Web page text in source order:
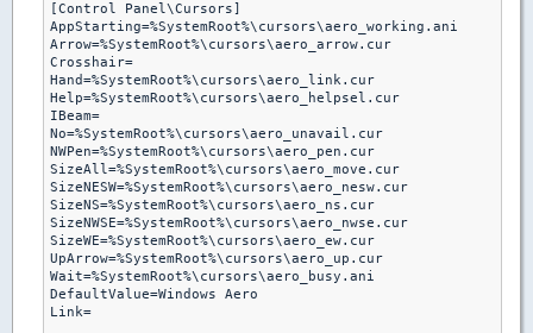
[Control Panel\Cursors]
AppStarting=%SystemRoot%\cursors\aero_working.ani
Arrow=%SystemRoot%\cursors\aero_arrow.cur
Crosshair=
Hand=%SystemRoot%\cursors\aero_link.cur
Help=%SystemRoot%\cursors\aero_helpsel.cur
IBeam=
No=%SystemRoot%\cursors\aero_unavail.cur
NWPen=%SystemRoot%\cursors\aero_pen.cur
SizeAll=%SystemRoot%\cursors\aero_move.cur
SizeNESW=%SystemRoot%\cursors\aero_nesw.cur
SizeNS=%SystemRoot%\cursors\aero_ns.cur
SizeNWSE=%SystemRoot%\cursors\aero_nwse.cur
SizeWE=%SystemRoot%\cursors\aero_ew.cur
UpArrow=%SystemRoot%\cursors\aero_up.cur
Wait=%SystemRoot%\cursors\aero_busy.ani
DefaultValue=Windows Aero
Link=